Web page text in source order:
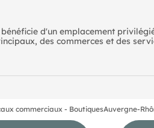
d'un emplacement
des commerces et des
professionnels cherchant un lieu
garage automobile d'environ
magasin de 60m² avec vitrine
idéaux pour répondre aux
commerciaux - BoutiquesAuvergne-